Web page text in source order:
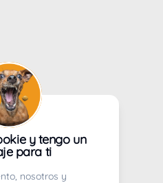
y tengo un
para ti
nosotros y